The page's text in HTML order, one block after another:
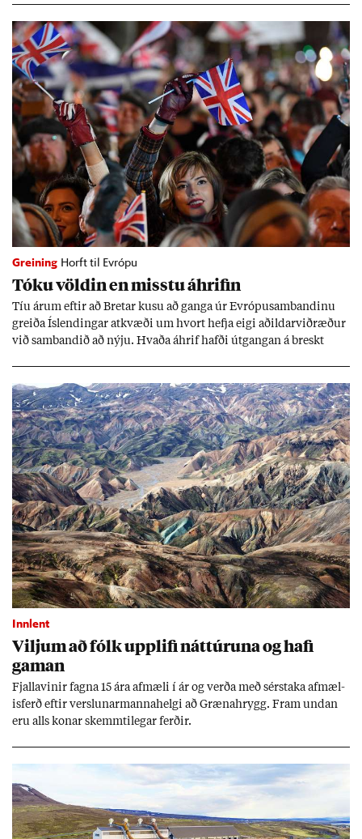
Greining Horft til Evrópu
Tóku völd­in en misstu áhrif­in
Tíu ár­um eft­ir að Bret­ar kusu að ganga úr Evr­ópu­sam­band­inu
greiða Ís­lend­ing­ar at­kvæði um hvort hefja eigi að­ild­ar­við­ræð­ur
við sam­band­ið að nýju. Hvaða áhrif hafði út­gang­an á breskt
Innlent
Vilj­um að fólk upp­lifi nátt­úr­una og hafi
gam­an
Fjalla­vin­ir fagna 15 ára af­mæli í ár og verða með sér­staka af­mæl­
is­ferð eft­ir versl­un­ar­manna­helgi að Græna­hrygg. Fram und­an
eru alls kon­ar skemmti­leg­ar ferð­ir.